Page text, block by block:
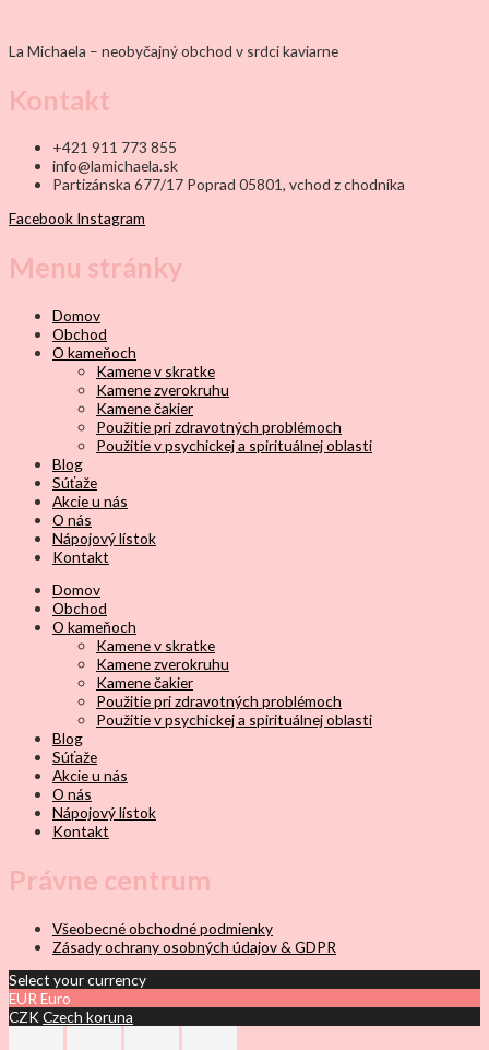
La Michaela – neobyčajný obchod v srdci kaviarne
Kontakt
+421 911 773 855
info@lamichaela.sk
Partizánska 677/17 Poprad 05801, vchod z chodníka
Facebook Instagram
Menu stránky
Domov
Obchod
O kameňoch
Kamene v skratke
Kamene zverokruhu
Kamene čakier
Použitie pri zdravotných problémoch
Použitie v psychickej a spirituálnej oblasti
Blog
Súťaže
Akcie u nás
O nás
Nápojový lístok
Kontakt
Domov
Obchod
O kameňoch
Kamene v skratke
Kamene zverokruhu
Kamene čakier
Použitie pri zdravotných problémoch
Použitie v psychickej a spirituálnej oblasti
Blog
Súťaže
Akcie u nás
O nás
Nápojový lístok
Kontakt
Právne centrum
Všeobecné obchodné podmienky
Zásady ochrany osobných údajov & GDPR
Select your currency
EUREuro
CZKCzech koruna